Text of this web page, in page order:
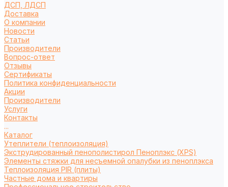
ДСП, ЛДСП
Доставка
О компании
Новости
Статьи
Производители
Вопрос-ответ
Отзывы
Сертификаты
Политика конфиденциальности
Акции
Производители
Услуги
Контакты
...
Каталог
Утеплители (теплоизоляция)
Экструдированный пенополистирол Пеноплэкс (XPS)
Элементы стяжки для несъемной опалубки из пеноплэкса
Теплоизоляция PIR (плиты)
Частные дома и квартиры